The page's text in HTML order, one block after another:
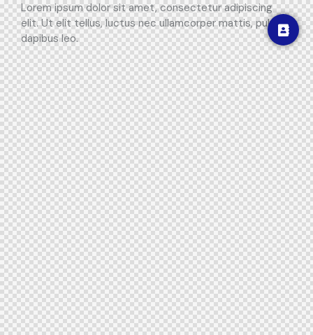
Lorem ipsum dolor sit amet, consectetur adipiscing
elit. Ut elit tellus, luctus nec ullamcorper mattis, pulvinar
dapibus leo.